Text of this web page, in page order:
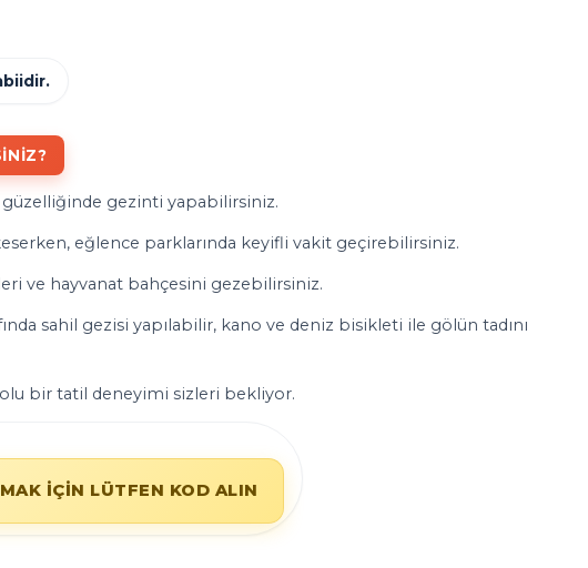
güzelliğinde gezinti yapabilirsiniz.
eğlence parklarında keyifli vakit geçirebilirsiniz.
ve hayvanat bahçesini gezebilirsiniz.
sahil gezisi yapılabilir, kano ve deniz bisikleti ile gölün tadını
bir tatil deneyimi sizleri bekliyor.
İÇİN LÜTFEN KOD ALIN